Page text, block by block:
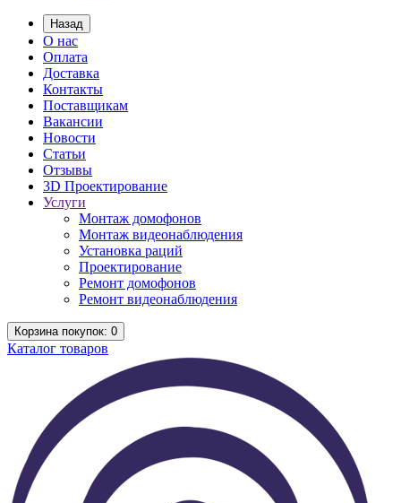
Назад
О нас
Оплата
Доставка
Контакты
Поставщикам
Вакансии
Новости
Статьи
Отзывы
3D Проектирование
Услуги
Монтаж домофонов
Монтаж видеонаблюдения
Установка раций
Проектирование
Ремонт домофонов
Ремонт видеонаблюдения
Корзинапокупок: 0
Каталог товаров